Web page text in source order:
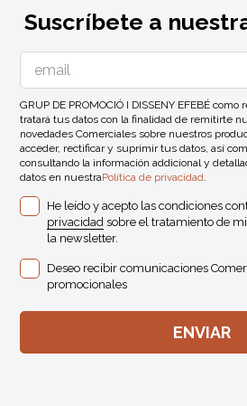
Suscríbete a
GRUP DE PROMOCIÓ I DISSENY EFEBÉ
tratará tus datos con la finalidad de remitirte
novedades Comerciales sobre nuestros
acceder, rectificar y suprimir tus datos, así
consultando la información addicional y
datos en nuestraPolítica de privacidad.
He leído y acepto las condiciones
privacidad sobre el tratamiento de
la newsletter.
Deseo recibir comunicaciones
promocionales